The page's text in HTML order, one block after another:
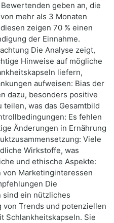
geben an, die
mehr als 3 Monaten
zeigen 70 % einen
der Einnahme.
Die Analyse zeigt,
Hinweise auf mögliche
liefern,
aufweisen: Bias der
dazu, besonders positive
was das Gesamtbild
Es fehlen
Änderungen in Ernährung
Viele
Wirkstoffe, was
und ethische Aspekte:
von Marketinginteressen
Die
sind ein nützliches
Trends und potenziellen
Schlankheitskapseln. Sie